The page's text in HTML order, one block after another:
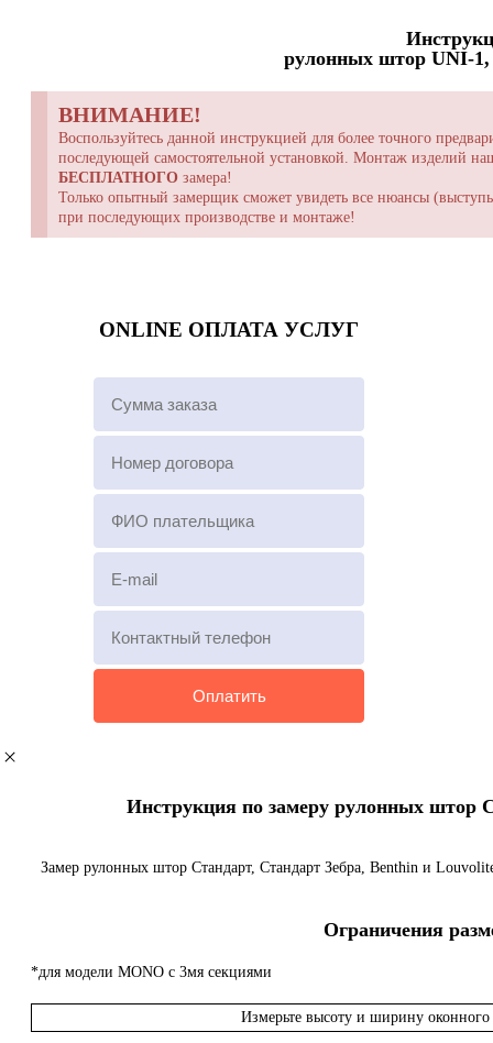
рулонных штор UNI-
ВНИМАНИЕ!
Воспользуйтесь данной инструкцией для более точного
последующей самостоятельной установкой. Монтаж изделий
БЕСПЛАТНОГО замера!
Только опытный замерщик сможет увидеть все нюансы
при последующих производстве и монтаже!
ONLINE ОПЛАТА УСЛУГ
Инструкция по замеру рулонных штор
Замер рулонных штор Стандарт, Стандарт Зебра, Benthin и
Ограничения
*для модели MONO с 3мя секциями
Измерьте высоту и ширину оконного